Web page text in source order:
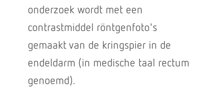
onderzoek wordt met een
contrastmiddel röntgenfoto's
gemaakt van de kringspier in de
endeldarm (in medische taal rectum
genoemd).